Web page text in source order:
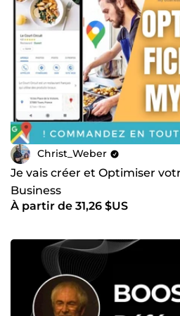
Christ_Weber
Je vais créer et Optimiser
Business
À partir de 31,26 $US